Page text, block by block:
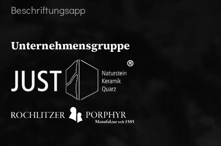
Beschriftungsapp
Unternehmensgruppe